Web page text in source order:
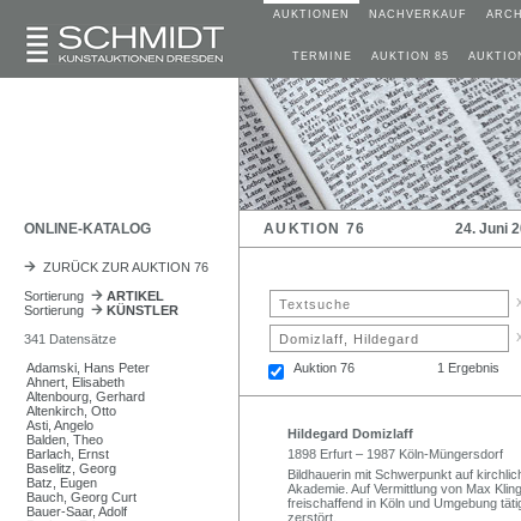
AUKTIONEN NACHVERKAUF
TERMINE AUKTION 85
ONLINE-KATALOG AUKTION 76 24. Juni
ZURÜCK ZUR AUKTION 76
Sortierung
ARTIKEL
Sortierung
KÜNSTLER
341 Datensätze
Adamski, Hans Peter
Ahnert, Elisabeth
Altenbourg, Gerhard
Altenkirch, Otto
Asti, Angelo
Balden, Theo
Barlach, Ernst
Baselitz, Georg
Batz, Eugen
Bauch, Georg Curt
Bauer-Saar, Adolf
Auktion 76 1 Ergebnis
Hildegard Domizlaff
1898 Erfurt – 1987 Köln-Müngersdorf
Bildhauerin mit Schwerpunkt auf
Akademie. Auf Vermittlung von Max
freischaffend in Köln und Umgebung
zerstört.